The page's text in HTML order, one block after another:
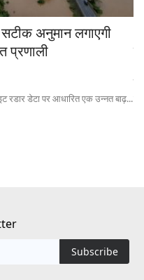
अनुमान लगाएगी
प्रणाली
डेटा पर आधारित एक उन्नत बाढ़...
Subscribe